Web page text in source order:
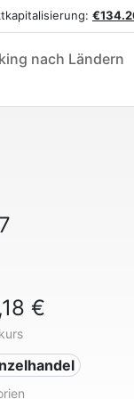
nach Ländern
€